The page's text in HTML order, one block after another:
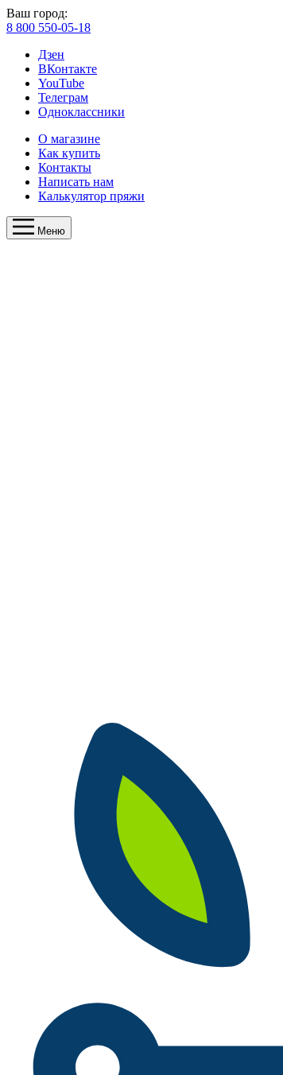
Ваш город:
8 800 550-05-18
Дзен
ВКонтакте
YouTube
Телеграм
Одноклассники
О магазине
Как купить
Контакты
Написать нам
Калькулятор пряжи
Меню